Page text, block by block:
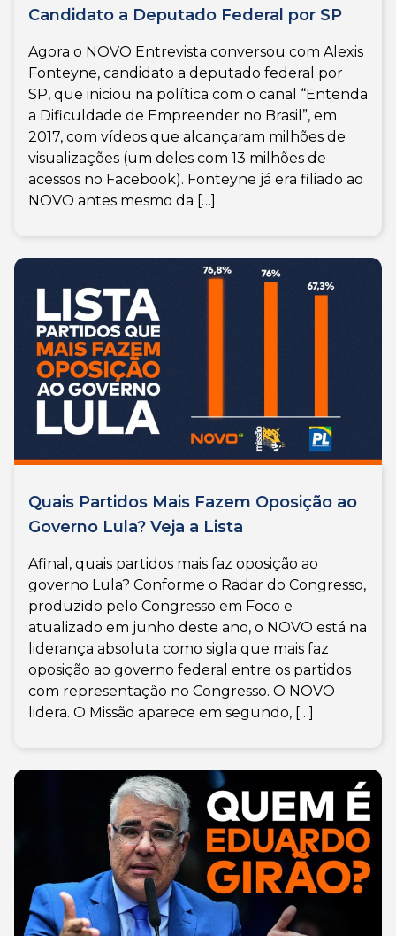
Candidato a Deputado Federal por SP
Agora o NOVO Entrevista conversou com Alexis
Fonteyne, candidato a deputado federal por
SP, que iniciou na política com o canal “Entenda
a Dificuldade de Empreender no Brasil”, em
2017, com vídeos que alcançaram milhões de
visualizações (um deles com 13 milhões de
acessos no Facebook). Fonteyne já era filiado ao
NOVO antes mesmo da […]
Quais Partidos Mais Fazem Oposição ao
Governo Lula? Veja a Lista
Afinal, quais partidos mais faz oposição ao
governo Lula? Conforme o Radar do Congresso,
produzido pelo Congresso em Foco e
atualizado em junho deste ano, o NOVO está na
liderança absoluta como sigla que mais faz
oposição ao governo federal entre os partidos
com representação no Congresso. O NOVO
lidera. O Missão aparece em segundo, […]